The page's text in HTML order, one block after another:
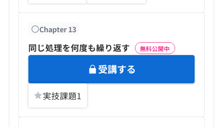
Chapter13
同じ処理を何度も繰り返す 無料公開中
受講する
実技課題1